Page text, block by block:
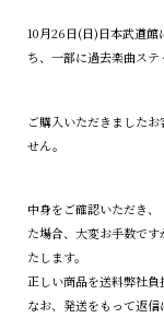
10月26日(日)日本武道館
ち、一部に過去楽曲ステ
ご購入いただきました
せん。
中身をご確認いただき
た場合、大変お手数で
たします。
正しい商品を送料弊社負
なお、発送をもって返信